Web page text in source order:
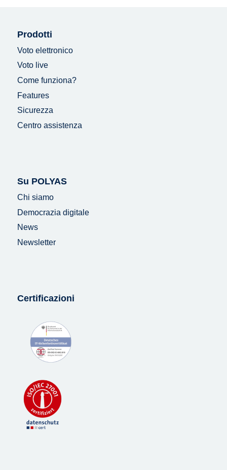
Prodotti
Voto elettronico
Voto live
Come funziona?
Features
Sicurezza
Centro assistenza
Su POLYAS
Chi siamo
Democrazia digitale
News
Newsletter
Certificazioni